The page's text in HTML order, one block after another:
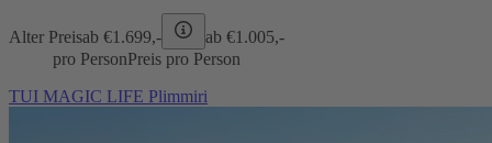
Alter Preisab €1.699,- ab €1.005,-
pro PersonPreis pro Person
TUI MAGIC LIFE Plimmiri